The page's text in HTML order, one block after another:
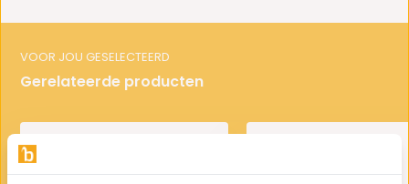
VOOR JOU GESELECTEERD
Gerelateerde producten